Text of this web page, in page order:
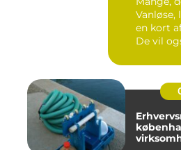
Vanløse,
en kort
De vil